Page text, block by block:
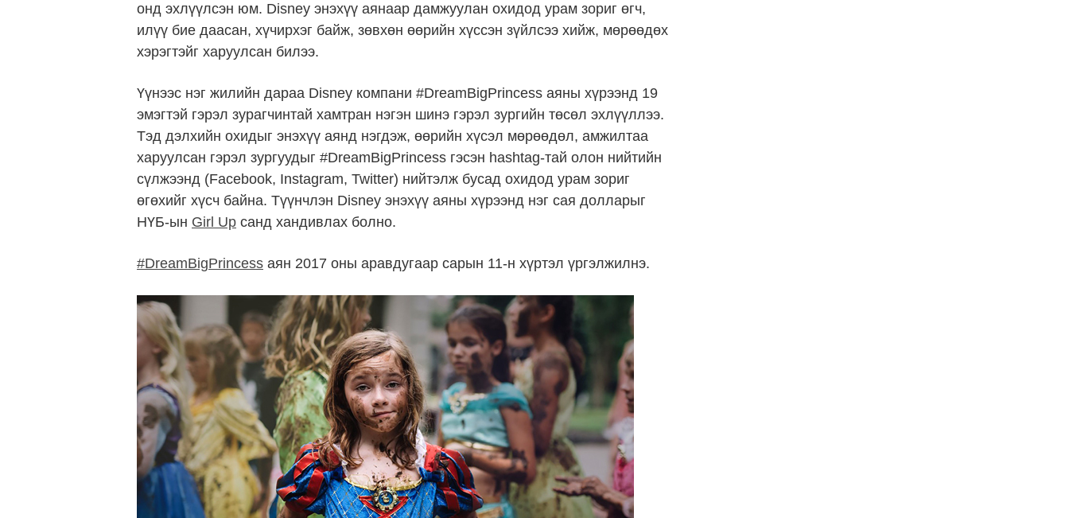
онд эхлүүлсэн юм. Disney энэхүү аянаар дамжуулан охидод урам зориг өгч,
илүү бие даасан, хүчирхэг байж, зөвхөн өөрийн хүссэн зүйлсээ хийж, мөрөөдөх
хэрэгтэйг харуулсан билээ.
Үүнээс нэг жилийн дараа Disney компани #DreamBigPrincess аяны хүрээнд 19
эмэгтэй гэрэл зурагчинтай хамтран нэгэн шинэ гэрэл зургийн төсөл эхлүүллээ.
Тэд дэлхийн охидыг энэхүү аянд нэгдэж, өөрийн хүсэл мөрөөдөл, амжилтаа
харуулсан гэрэл зургуудыг #DreamBigPrincess гэсэн hashtag-тай олон нийтийн
сүлжээнд (Facebook, Instagram, Twitter) нийтэлж бусад охидод урам зориг
өгөхийг хүсч байна. Түүнчлэн Disney энэхүү аяны хүрээнд нэг сая долларыг
НҮБ-ын Girl Up санд хандивлах болно.
#DreamBigPrincess аян 2017 оны аравдугаар сарын 11-н хүртэл үргэлжилнэ.